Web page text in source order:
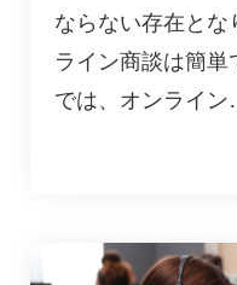
ならない存在とな
ライン商談は簡
では、オンライ